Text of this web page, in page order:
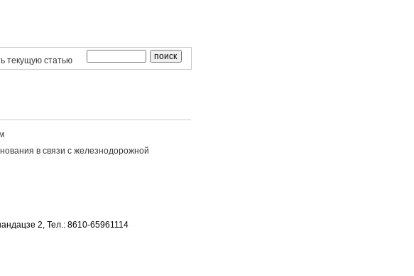
текущую статью
в связи с железнодорожной
2, Тел.: 8610-65961114